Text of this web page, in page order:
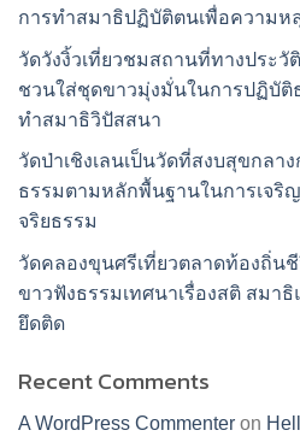
การทำสมาธิปฏิบัติตนเพื่อความห
วัดวังงิ้วเที่ยวชมสถานที่ทางประ
ชวนใส่ชุดขาวมุ่งมั่นในการปฏิบัติ
ทำสมาธิวิปัสสนา
วัดป่าเชิงเลนเป็นวัดที่สงบสุขกลา
ธรรมตามหลักพื้นฐานในการเจริ
จริยธรรม
วัดคลองขุนศรีเที่ยวตลาดท้องถิ่น
ขาวฟังธรรมเทศนาเรื่องสติ สมา
ยึดติด
Recent Comments
A WordPress Commenter on